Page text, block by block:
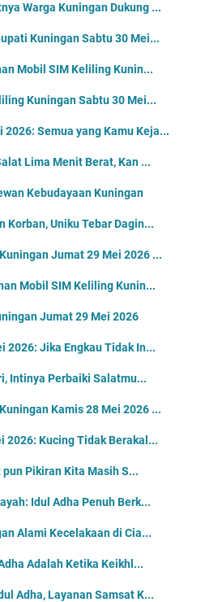
Warga Kuningan Dukung ...
Kuningan Sabtu 30 Mei...
Mobil SIM Keliling Kunin...
Kuningan Sabtu 30 Mei...
2026: Semua yang Kamu Keja...
Lima Menit Berat, Kan ...
Kebudayaan Kuningan
Korban, Uniku Tebar Dagin...
Jumat 29 Mei 2026 ...
Mobil SIM Keliling Kunin...
Jumat 29 Mei 2026
2026: Jika Engkau Tidak In...
Intinya Perbaiki Salatmu...
Kamis 28 Mei 2026 ...
2026: Kucing Tidak Berakal...
Pikiran Kita Masih S...
Idul Adha Penuh Berk...
Alami Kecelakaan di Cia...
Adalah Ketika Keikhl...
Adha, Layanan Samsat K...